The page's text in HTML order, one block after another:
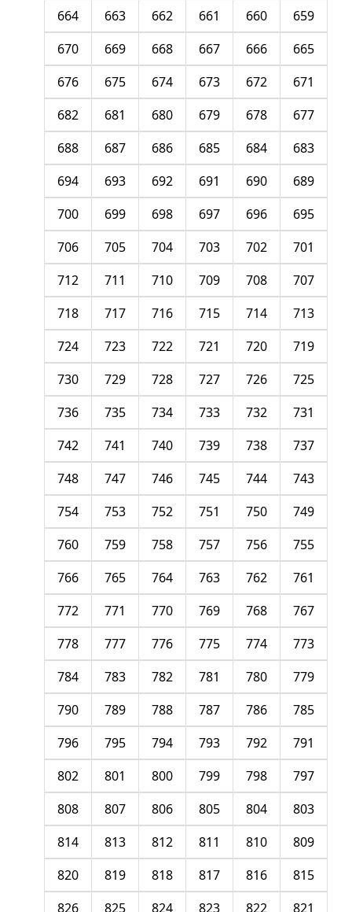
659
660
661
662
663
664
665
666
667
668
669
670
671
672
673
674
675
676
677
678
679
680
681
682
683
684
685
686
687
688
689
690
691
692
693
694
695
696
697
698
699
700
701
702
703
704
705
706
707
708
709
710
711
712
713
714
715
716
717
718
719
720
721
722
723
724
725
726
727
728
729
730
731
732
733
734
735
736
737
738
739
740
741
742
743
744
745
746
747
748
749
750
751
752
753
754
755
756
757
758
759
760
761
762
763
764
765
766
767
768
769
770
771
772
773
774
775
776
777
778
779
780
781
782
783
784
785
786
787
788
789
790
791
792
793
794
795
796
797
798
799
800
801
802
803
804
805
806
807
808
809
810
811
812
813
814
815
816
817
818
819
820
821
822
823
824
825
826